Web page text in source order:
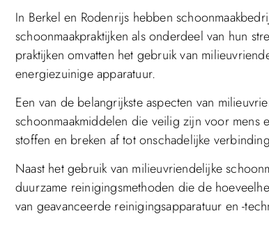
In Berkel en Rodenrijs hebben
schoonmaakpraktijken als onderdeel van hun
praktijken omvatten het gebruik van
energiezuinige apparatuur.
Een van de belangrijkste aspecten van
schoonmaakmiddelen die veilig zijn voor
stoffen en breken af tot onschadelijke
Naast het gebruik van milieuvriendelijke
duurzame reinigingsmethoden die de
van geavanceerde reinigingsapparatuur en -